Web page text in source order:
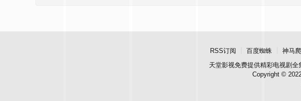
RSS订阅 百度蜘蛛 神马
天堂影视免费提供精彩电视剧
Copyright ©